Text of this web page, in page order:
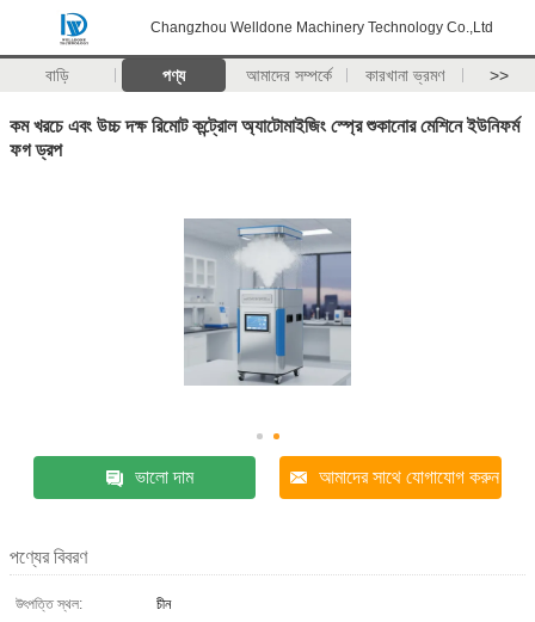
Changzhou Welldone Machinery Technology Co.,Ltd
বাড়ি পণ্য আমাদের সম্পর্কে কারখানা ভ্রমণ >>
কম খরচে এবং উচ্চ দক্ষ রিমোট কন্ট্রোল অ্যাটোমাইজিং স্প্রে শুকানোর মেশিনে ইউনিফর্ম
ফগ ড্রপ
ভালো দাম আমাদের সাথে যোগাযোগ করুন
পণ্যের বিবরণ
উৎপত্তি স্থল:
চীন